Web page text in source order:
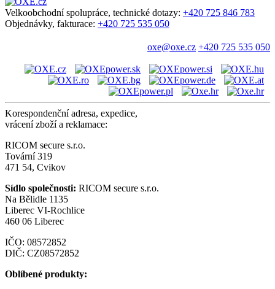
Velkoobchodní spolupráce, technické dotazy: +420 725 846 783
Objednávky, fakturace: +420 725 535 050
oxe@oxe.cz +420 725 535 050
Korespondenční adresa, expedice,
vrácení zboží a reklamace:
RICOM secure s.r.o.
Tovární 319
471 54, Cvikov
Sídlo společnosti: RICOM secure s.r.o.
Na Bělidle 1135
Liberec VI-Rochlice
460 06 Liberec
IČO: 08572852
DIČ: CZ08572852
Oblíbené produkty: